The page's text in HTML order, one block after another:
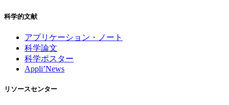
科学的文献
アプリケーション・ノート
科学論文
科学ポスター
Appli’News
リソースセンター